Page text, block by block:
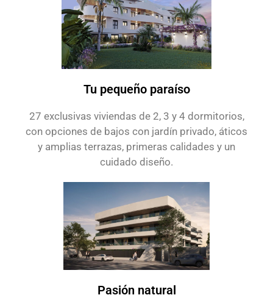
Tu pequeño paraíso
27 exclusivas viviendas de 2, 3 y 4 dormitorios,
con opciones de bajos con jardín privado, áticos
y amplias terrazas, primeras calidades y un
cuidado diseño.
Pasión natural